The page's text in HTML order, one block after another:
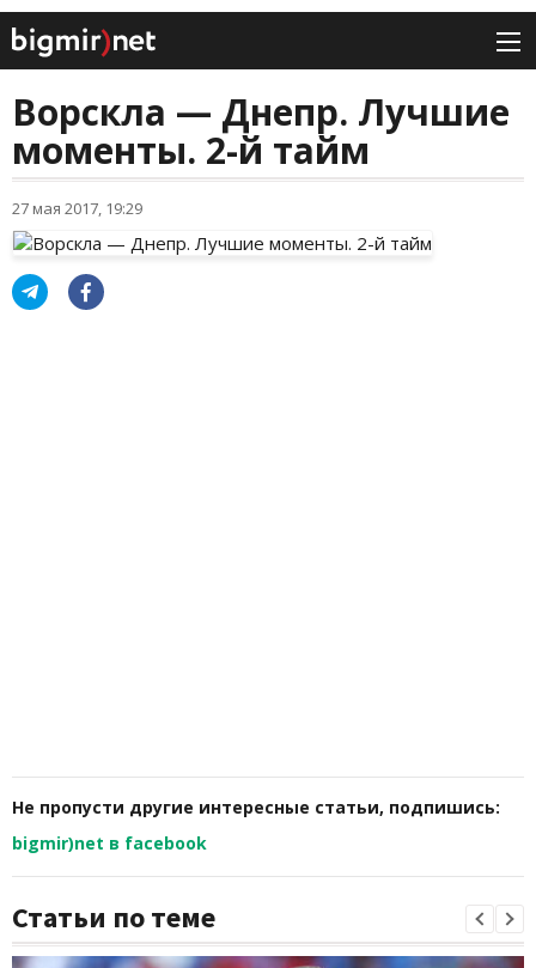
Ворскла — Днепр. Лучшие
моменты. 2-й тайм
27 мая 2017, 19:29
Не пропусти другие интересные статьи, подпишись:
bigmir)net в facebook
Статьи по теме